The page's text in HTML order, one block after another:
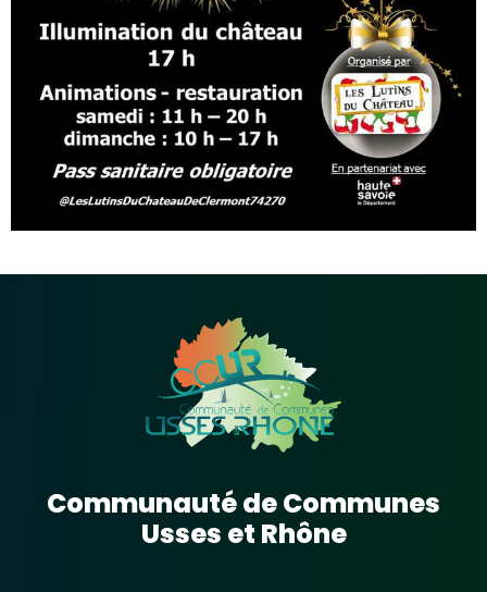
Communauté de Communes
Usses et Rhône